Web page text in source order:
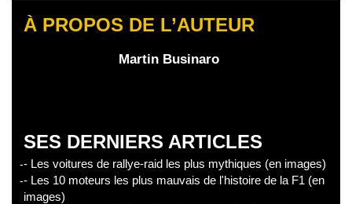
À PROPOS DE L’AUTEUR
Martin Businaro
SES DERNIERS ARTICLES
- Les voitures de rallye-raid les plus mythiques (en images)
- Les 10 moteurs les plus mauvais de l'histoire de la F1 (en
images)